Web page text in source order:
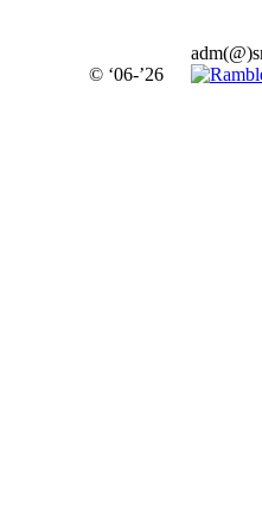
© ‘06-’26